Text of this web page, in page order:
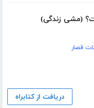
(مشی زندگی)
قصار
دریافت از کتابراه